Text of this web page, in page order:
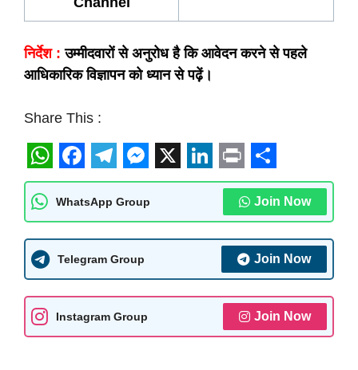
निर्देश : उम्मीदवारों से अनुरोध है कि आवेदन करने से पहले
आधिकारिक विज्ञापन को ध्यान से पढ़ें।
Share This :
W
h
a
t
s
A
p
F
a
c
e
b
o
o
T
e
l
e
g
r
a
M
e
s
s
e
n
g
X L
n
e
I
P
r
i
t
S
h
a
r
e
WhatsApp Group Join Now
Telegram Group Join Now
Instagram Group Join Now